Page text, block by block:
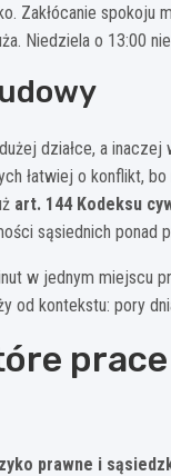
Zakłócanie spokoju
Niedziela o 13:00
działce, a
łatwiej o konflikt,
art. 144 Kodeksu
sąsiednich ponad
w jednym miejscu
od kontekstu: pory
prawne i